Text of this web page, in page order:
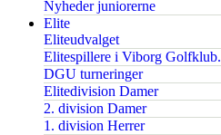
Nyheder juniorerne
Elite
Eliteudvalget
Elitespillere i Viborg Golfklub.
DGU turneringer
Elitedivision Damer
2. division Damer
1. division Herrer